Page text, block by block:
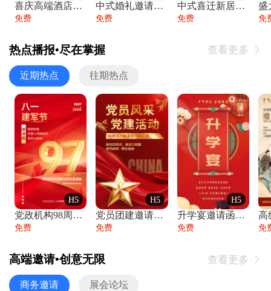
喜庆高端酒店开业大吉邀请函
免费
中式婚礼邀请函中国风传统复古婚礼请柬请帖
免费
中式喜迁新居乔迁之喜邀请函宴会请帖
免费 免
热点播报•尽在掌握 查看更多 
近期热点 往期热点
H5
党政机构98周年八一建军节庆祝晚会活动邀
免费
H5
党员团建邀请函党建活动风采党会工作汇报总
免费
H5
升学宴邀请函喜报金榜题名高端谢师宴邀请函
免费 免
高端邀请•创意无限 查看更多 
商务邀请 展会论坛